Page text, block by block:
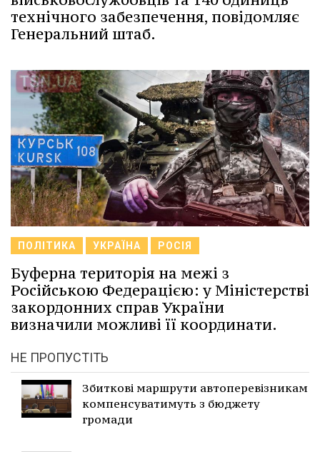
технічного забезпечення, повідомляє
Генеральний штаб.
ПОЛІТИКА УКРАЇНА РОСІЯ
Буферна територія на межі з
Російською Федерацією: у Міністерстві
закордонних справ України
визначили можливі її координати.
НЕ ПРОПУСТІТЬ
Збиткові маршрути автоперевізникам
компенсуватимуть з бюджету
громади